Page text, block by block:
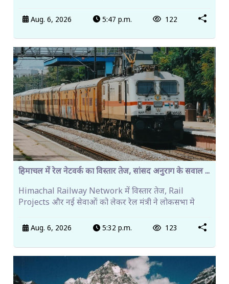
Aug. 6, 2026 5:47 p.m. 122
हिमाचल में रेल नेटवर्क का विस्तार तेज, सांसद अनुराग के सवाल ...
Himachal Railway Network में विस्तार तेज, Rail
Projects और नई सेवाओं को लेकर रेल मंत्री ने लोकसभा मे
Aug. 6, 2026 5:32 p.m. 123